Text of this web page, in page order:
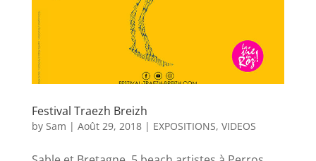
Festival Traezh Breizh
by Sam | Août 29, 2018| EXPOSITIONS, VIDEOS